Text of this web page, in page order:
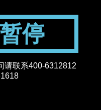
停
请联系400-6312812